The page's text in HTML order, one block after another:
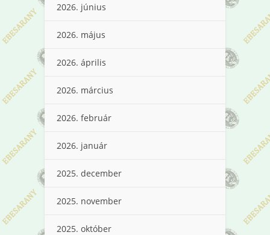
2026. június
2026. május
2026. április
2026. március
2026. február
2026. január
2025. december
2025. november
2025. október